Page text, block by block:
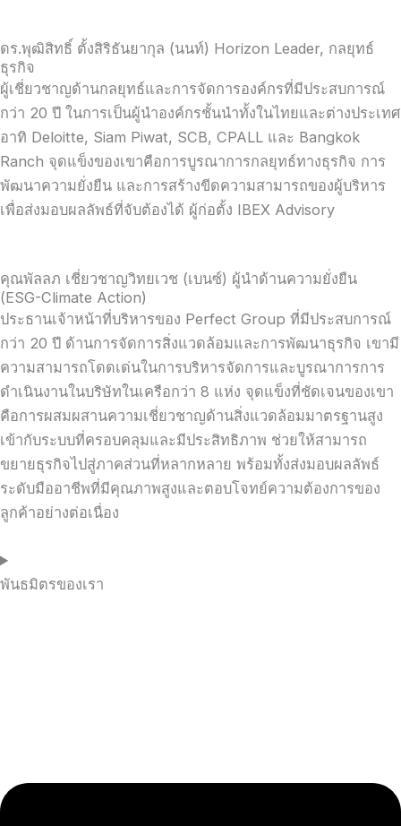
ดร.พุฒิสิทธิ์ ตั้งสิริธันยากุล (นนท์) Horizon Leader, กลยุทธ์
ธุรกิจ
ผู้เชี่ยวชาญด้านกลยุทธ์และการจัดการองค์กรที่มีประสบการณ์
กว่า 20 ปี ในการเป็นผู้นำองค์กรชั้นนำทั้งในไทยและต่างประเทศ
อาทิ Deloitte, Siam Piwat, SCB, CPALL และ Bangkok
Ranch จุดแข็งของเขาคือการบูรณาการกลยุทธ์ทางธุรกิจ การ
พัฒนาความยั่งยืน และการสร้างขีดความสามารถของผู้บริหาร
เพื่อส่งมอบผลลัพธ์ที่จับต้องได้ ผู้ก่อตั้ง IBEX Advisory
คุณพัลลภ เชี่ยวชาญวิทยเวช (เบนซ์) ผู้นำด้านความยั่งยืน
(ESG-Climate Action)
ประธานเจ้าหน้าที่บริหารของ Perfect Group ที่มีประสบการณ์
กว่า 20 ปี ด้านการจัดการสิ่งแวดล้อมและการพัฒนาธุรกิจ เขามี
ความสามารถโดดเด่นในการบริหารจัดการและบูรณาการการ
ดำเนินงานในบริษัทในเครือกว่า 8 แห่ง จุดแข็งที่ชัดเจนของเขา
คือการผสมผสานความเชี่ยวชาญด้านสิ่งแวดล้อมมาตรฐานสูง
เข้ากับระบบที่ครอบคลุมและมีประสิทธิภาพ ช่วยให้สามารถ
ขยายธุรกิจไปสู่ภาคส่วนที่หลากหลาย พร้อมทั้งส่งมอบผลลัพธ์
ระดับมืออาชีพที่มีคุณภาพสูงและตอบโจทย์ความต้องการของ
ลูกค้าอย่างต่อเนื่อง
พันธมิตรของเรา